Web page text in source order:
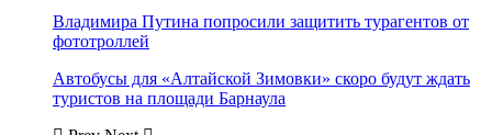
Владимира Путина попросили защитить турагентов от
фототроллей
Автобусы для «Алтайской Зимовки» скоро будут ждать
туристов на площади Барнаула